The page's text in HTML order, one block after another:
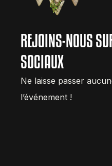
REJOINS-NOUS
SOCIAUX
Ne laisse passer
l’événement !